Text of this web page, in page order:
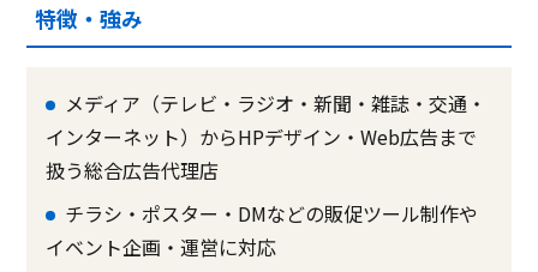
特徴・強み
メディア（テレビ・ラジオ・新聞・雑誌・交通・
インターネット）からHPデザイン・Web広告まで
扱う総合広告代理店
チラシ・ポスター・DMなどの販促ツール制作や
イベント企画・運営に対応